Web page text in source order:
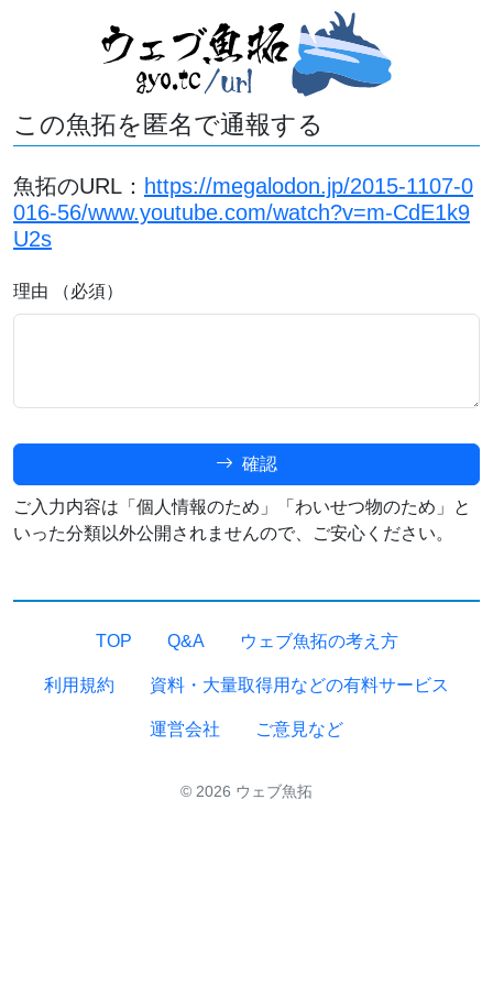
この魚拓を匿名で通報する
魚拓のURL： https://megalodon.jp/2015-1107-0
016-56/www.youtube.com/watch?v=m-CdE1k9
U2s
理由 （必須）
確認
ご入力内容は「個人情報のため」「わいせつ物のため」と
いった分類以外公開されませんので、ご安心ください。
TOP Q&A ウェブ魚拓の考え方
利用規約 資料・大量取得用などの有料サービス
運営会社 ご意見など
© 2026 ウェブ魚拓